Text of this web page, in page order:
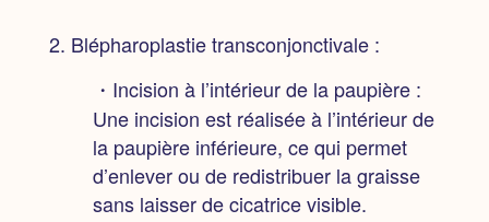
2. Blépharoplastie transconjonctivale :
・Incision à l’intérieur de la paupière :
Une incision est réalisée à l’intérieur de
la paupière inférieure, ce qui permet
d’enlever ou de redistribuer la graisse
sans laisser de cicatrice visible.